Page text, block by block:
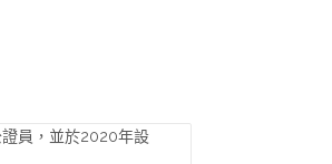
員，並於2020年設